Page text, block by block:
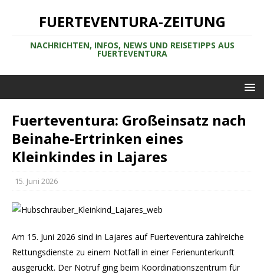
FUERTEVENTURA-ZEITUNG
NACHRICHTEN, INFOS, NEWS UND REISETIPPS AUS
FUERTEVENTURA
Fuerteventura: Großeinsatz nach
Beinahe-Ertrinken eines
Kleinkindes in Lajares
15. Juni 2026
Am 15. Juni 2026 sind in Lajares auf Fuerteventura zahlreiche
Rettungsdienste zu einem Notfall in einer Ferienunterkunft
ausgerückt. Der Notruf ging beim Koordinationszentrum für